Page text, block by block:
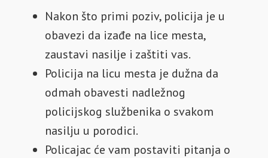
Nakon što primi poziv, policija je u
obavezi da izađe na lice mesta,
zaustavi nasilje i zaštiti vas.
Policija na licu mesta je dužna da
odmah obavesti nadležnog
policijskog službenika o svakom
nasilju u porodici.
Policajac će vam postaviti pitanja o